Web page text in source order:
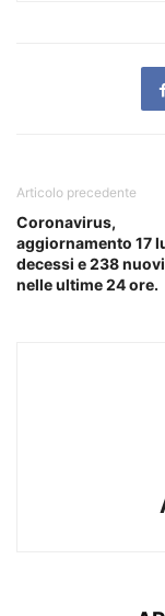
Articolo precedente
Coronavirus,
aggiornamento 17
decessi e 238
nelle ultime 24 ore.